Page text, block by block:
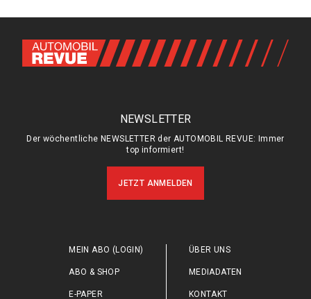
NEWSLETTER
Der wöchentliche NEWSLETTER der AUTOMOBIL REVUE: Immer
top informiert!
JETZT ANMELDEN
MEIN ABO (LOGIN)
ABO & SHOP
E-PAPER
ÜBER UNS
MEDIADATEN
KONTAKT